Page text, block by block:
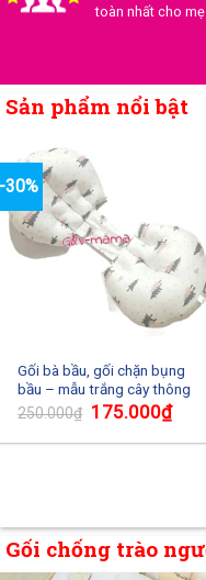
toàn nhất cho
Sản phẩm nổi bật
-30%
Gối bà bầu, gối chặn bụng
bầu – mẫu trắng cây thông
250.000₫ 175.000₫
Gối chống trào